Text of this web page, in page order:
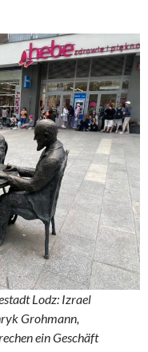
Lodz: Izrael
Grohmann,
ein Geschäft